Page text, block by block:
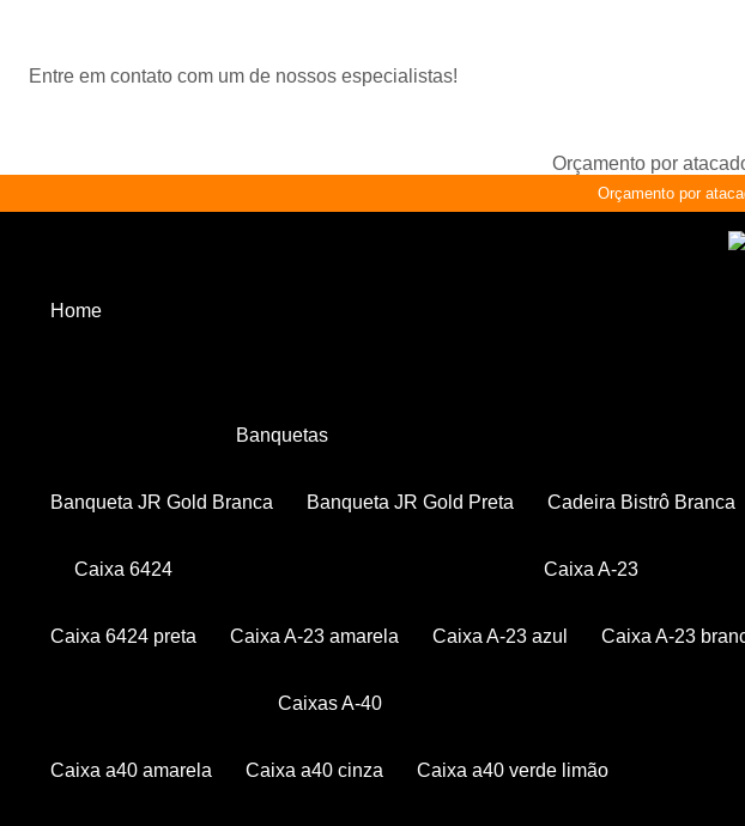
Entre em contato com um de nossos especialistas!
Orçamento por
Orçamento por
Home
Banquetas
Banqueta JR Gold Branca Banqueta JR Gold Preta Cadeira Bistrô Branca
Caixa 6424
Caixa 6424 preta
Caixa A-23
Caixa A-23 amarela Caixa A-23 azul Caixa A-23
Caixas A-40
Caixa a40 amarela Caixa a40 cinza Caixa a40 verde limão